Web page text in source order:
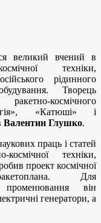
великий вчений в
техніки,
рідинного
Творець
космічного
«Катюші» і
Валентин Глушко.
праць і статей
техніки,
проект космічної
Для
променювання він
генератори, а